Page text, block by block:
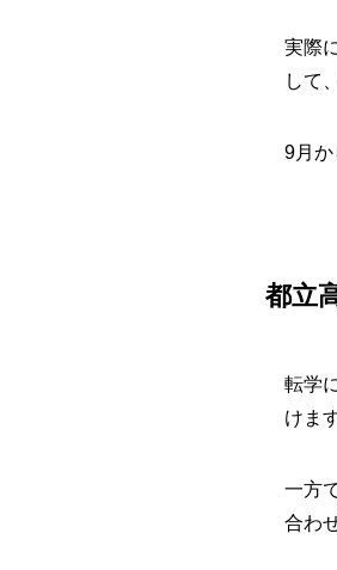
実際
して
9月か
都立
転学
けま
一方
合わ